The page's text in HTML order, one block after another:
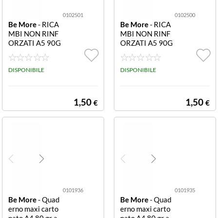
0102501
Be More- RICA
MBI NON RINF
ORZATI A5 90G
R - 4MM R. 010
2501 RICAMBI
NON RINFORZ
DISPONIBILE
1,50 €
0102500
Be More- RICA
MBI NON RINF
ORZATI A5 90G
R - Q R. 010250
0 RICAMBI NO
N RINFORZATI
DISPONIBILE
1,50 €
0101936
Be More- Quad
erno maxi carto
0101935
Be More- Quad
erno maxi carto